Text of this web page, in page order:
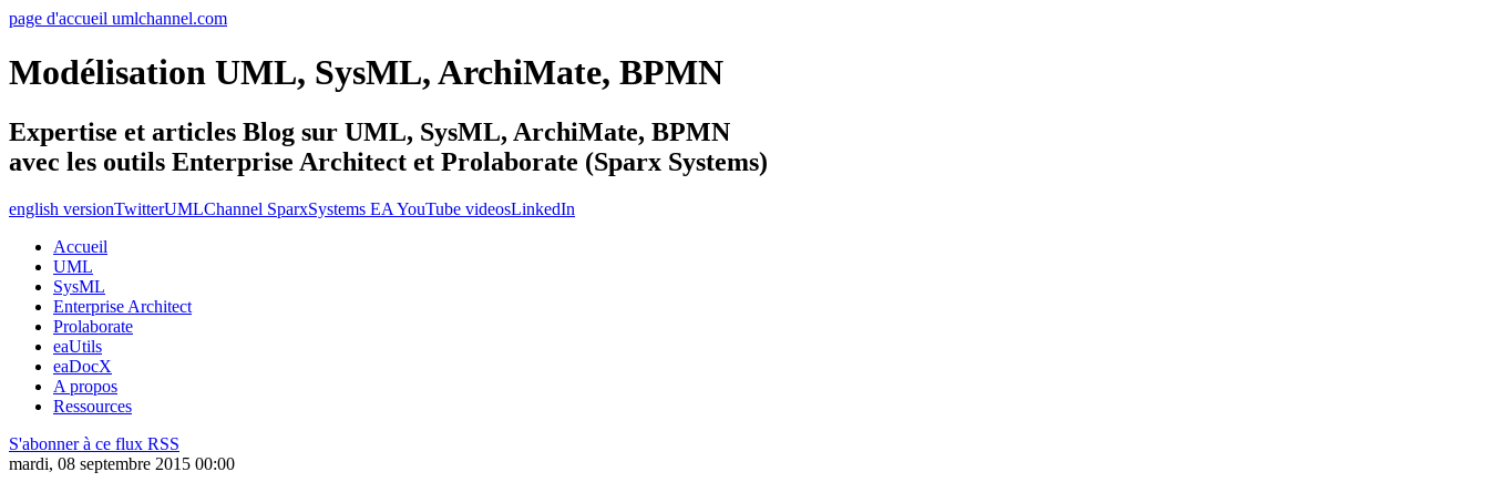
page d'accueil umlchannel.com
Modélisation UML, SysML, ArchiMate, BPMN
Expertise et articles Blog sur UML, SysML, ArchiMate, BPMN
avec les outils Enterprise Architect et Prolaborate (Sparx Systems)
english versionTwitterUMLChannel SparxSystems EA YouTube videosLinkedIn
Accueil
UML
SysML
Enterprise Architect
Prolaborate
eaUtils
eaDocX
A propos
Ressources
S'abonner à ce flux RSS
mardi, 08 septembre 2015 00:00